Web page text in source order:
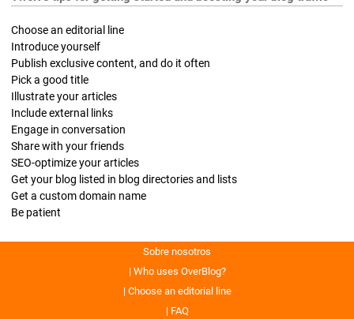
Choose an editorial line
Introduce yourself
Publish exclusive content, and do it often
Pick a good title
Illustrate your articles
Include external links
Engage in conversation
Share with your friends
SEO-optimize your articles
Get your blog listed in blog directories and lists
Get a custom domain name
Be patient
Sobre nosotros
Who uses OverBlog?
Choose an editorial line
FAQ